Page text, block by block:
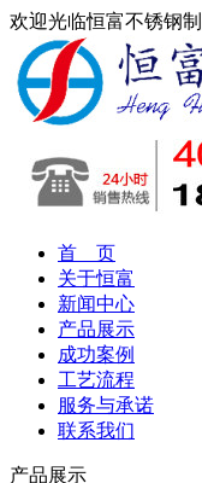
欢迎光临恒富不锈钢
首 页
关于恒富
新闻中心
产品展示
成功案例
工艺流程
服务与承诺
联系我们
产品展示